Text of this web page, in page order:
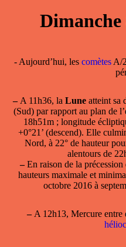
Dimanche
- Aujourd’hui, les comètesA/
–A 11h36, la Lune atteint sa
(Sud) par rapport au plan de
18h51m ; longitude
+0°21’ (descend). Elle
Nord, à 22° de hauteur
alentours de
–En raison de la précession
hauteurs maximale et
octobre 2016 à
–A 12h13, Mercure entre